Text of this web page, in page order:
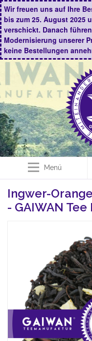
Wir freuen uns auf Ihre
bis zum 25. August 2025
verschickt. Danach
Modernisierung unserer
keine Bestellungen
Menü
Ingwer-
- GAIWAN Tee